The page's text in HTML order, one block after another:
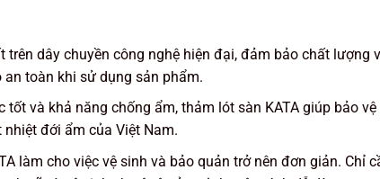
dây chuyền công nghệ hiện đại, đảm bảo chất lượng
toàn khi sử dụng sản phẩm.
và khả năng chống ẩm, thảm lót sàn KATA giúp bảo
đới ẩm của Việt Nam.
làm cho việc vệ sinh và bảo quản trở nên đơn giản. Chỉ